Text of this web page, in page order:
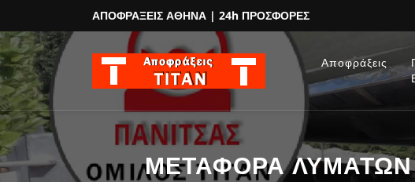
ΑΠΟΦΡΑΞΕΙΣ ΑΘΗΝΑ | 24h ΠΡΟΣΦΟΡΕΣ
Αποφράξεις
ΜΕΤΑΦΟΡΑ ΛΥΜΑΤΩΝ